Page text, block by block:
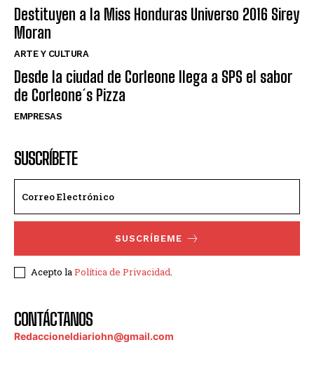
Destituyen a la Miss Honduras Universo 2016 Sirey
Moran
ARTE Y CULTURA
Desde la ciudad de Corleone llega a SPS el sabor
de Corleone´s Pizza
EMPRESAS
SUSCRÍBETE
SUSCRÍBEME
Acepto laPolítica de Privacidad.
CONTÁCTANOS
Redaccioneldiariohn@gmail.com